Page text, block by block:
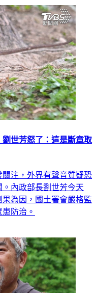
世芳怒了：這是斷章取
注，外界有聲音質疑恐
內政部長劉世芳今天
為因，國土署會嚴格監
防治。